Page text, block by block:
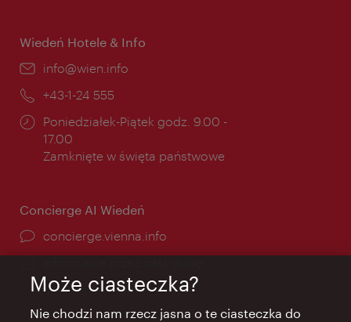
Wiedeń Hotele & Info
E-
info@wien.info
Telefon:
+43-1-24 555
Godziny
otwarcia:
Poniedziałek-Piątek godz. 9.00 -
17.00
Zamknięte w święta państwowe
Concierge AI Wiedeń
concierge.vienna.info
Może ciasteczka?
Nie chodzi nam rzecz jasna o te ciasteczka do